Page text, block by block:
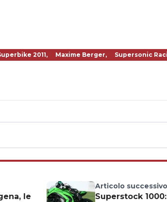
2011, Maxime Berger, Supersonic
le
Articolo successivo
Superstock